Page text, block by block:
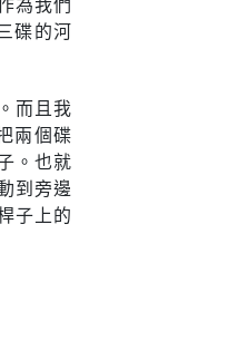
碟的河
而且我
兩個碟
。也就
到旁邊
子上的